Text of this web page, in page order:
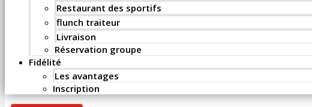
Restaurant des sportifs
flunch traiteur
Livraison
Réservation groupe
Fidélité
Les avantages
Inscription